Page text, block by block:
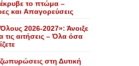
το πτώμα –
και Aπαγορεύσεις
2026-2027»: Άνοιξε
τις αιτήσεις – Όλα όσα
στη Δυτική